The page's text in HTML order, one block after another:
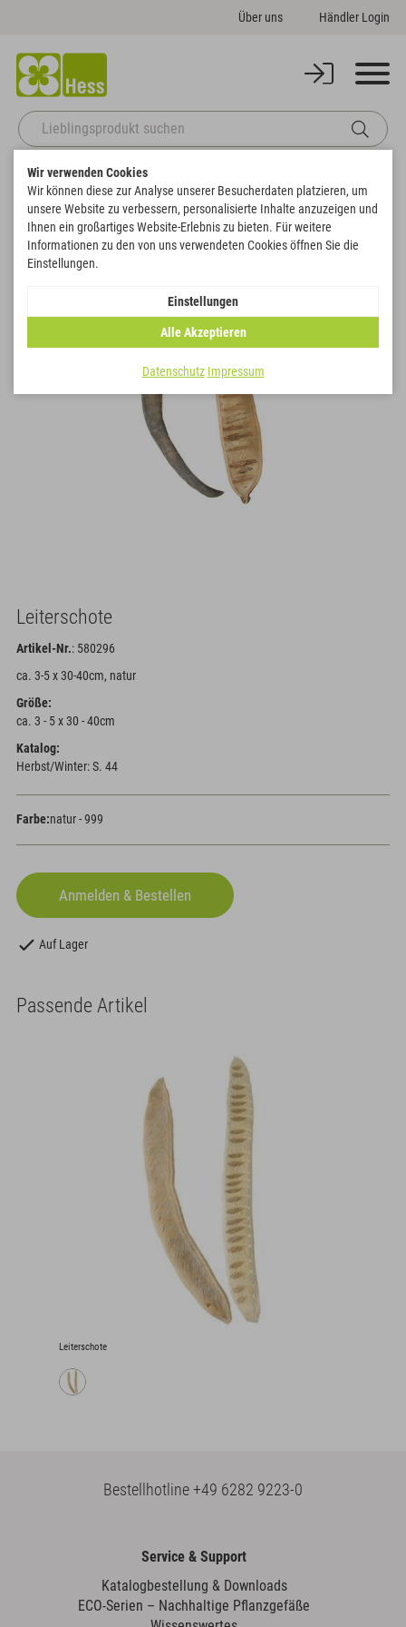
Über uns Händler Login
Startseite Naturdeko
Zurück zur Artikelübersicht
Leiterschote
Artikel-Nr.: 580296
ca. 3-5 x 30-40cm, natur
Größe:
ca. 3 - 5 x 30 - 40cm
Katalog:
Herbst/Winter: S. 44
Farbe:natur - 999
Auf Lager
Passende Artikel
Leiterschote
Bestellhotline+49 6282 9223-0
Service & Support
Katalogbestellung & Downloads
ECO-Serien – Nachhaltige Pflanzgefäße
Wir verwenden Cookies
Wir können diese zur Analyse unserer Besucherdaten platzieren, um
unsere Website zu verbessern, personalisierte Inhalte anzuzeigen und
Ihnen ein großartiges Website-Erlebnis zu bieten. Für weitere
Informationen zu den von uns verwendeten Cookies öffnen Sie die
Einstellungen.
Einstellungen
Alle Akzeptieren
Datenschutz Impressum